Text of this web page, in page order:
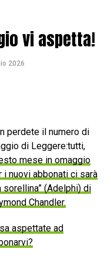
vi aspetta!
2026
perdete il numero di
di Leggere:tutti,
mese in omaggio
i nuovi abbonati ci sarà
sorellina” (Adelphi) di
Chandler.
aspettate ad